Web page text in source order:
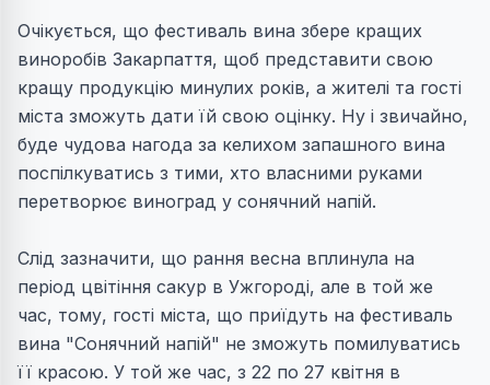
Очікується, що фестиваль вина збере кращих
виноробів Закарпаття, щоб представити свою
кращу продукцію минулих років, а жителі та гості
міста зможуть дати їй свою оцінку. Ну і звичайно,
буде чудова нагода за келихом запашного вина
поспілкуватись з тими, хто власними руками
перетворює виноград у сонячний напій.
Слід зазначити, що рання весна вплинула на
період цвітіння сакур в Ужгороді, але в той же
час, тому, гості міста, що приїдуть на фестиваль
вина "Сонячний напій" не зможуть помилуватись
її красою. У той же час, з 22 по 27 квітня в